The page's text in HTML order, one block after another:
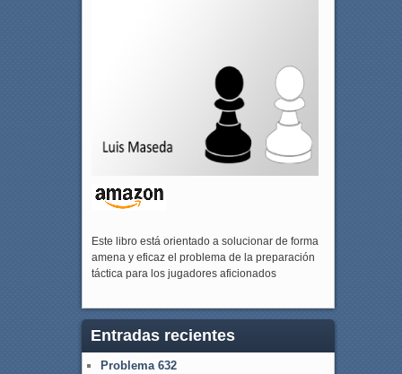
Este libro está orientado a solucionar de forma
amena y eficaz el problema de la preparación
táctica para los jugadores aficionados
Entradas recientes
Problema 632